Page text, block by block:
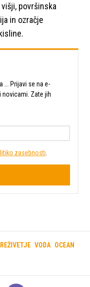
površinska
in ozračje
... Prijavi se na e-
novicami. Zate jih
zasebnosti
VODA OCEAN